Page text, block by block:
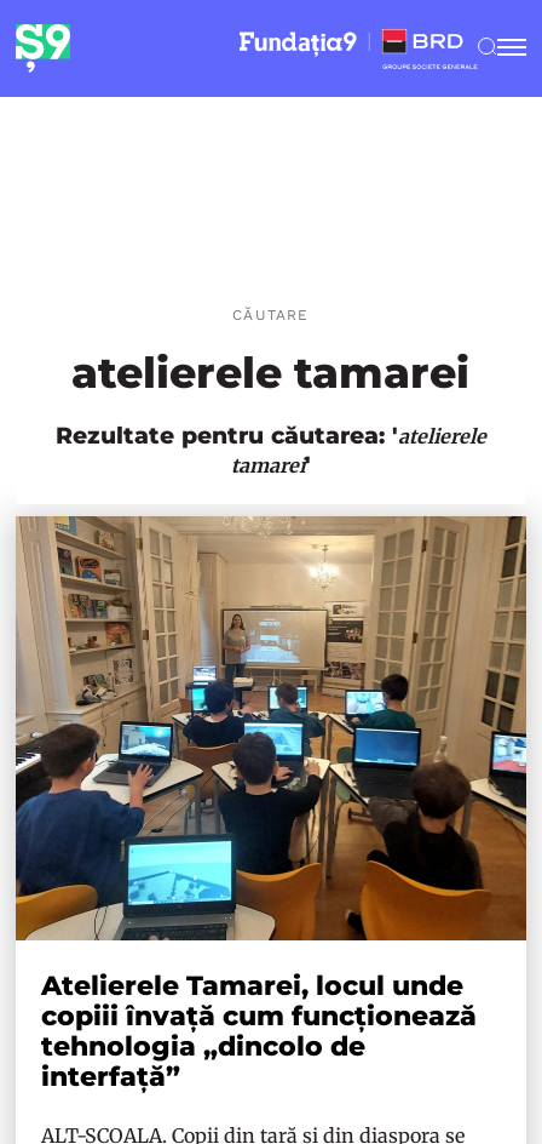
CĂUTARE
atelierele tamarei
Rezultate pentru căutarea: 'atelierele
tamarei'
Atelierele Tamarei, locul unde
copiii învață cum funcționează
tehnologia „dincolo de
interfață”
ALT-ȘCOALA. Copii din țară și din diaspora se